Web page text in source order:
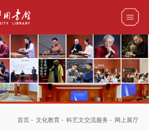
首页 - 文化教育 - 科艺文交流服务 - 网上展厅